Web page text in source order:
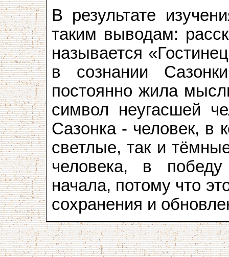
В результате
таким выводам:
называется
в сознании
постоянно жила
символ неугасшей
Сазонка - человек, в
светлые, так и
человека, в победу
начала, потому что
сохранения и